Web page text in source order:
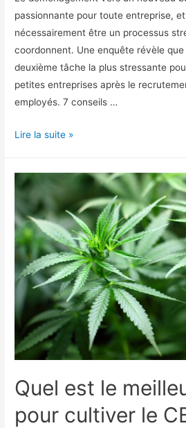
passionnante pour toute entreprise,
nécessairement être un processus
coordonnent. Une enquête révèle
deuxième tâche la plus stressante
petites entreprises après le
employés. 7 conseils …
Déménagement
à
Renens
Lire la suite »
Quel est le
pour cultiver le